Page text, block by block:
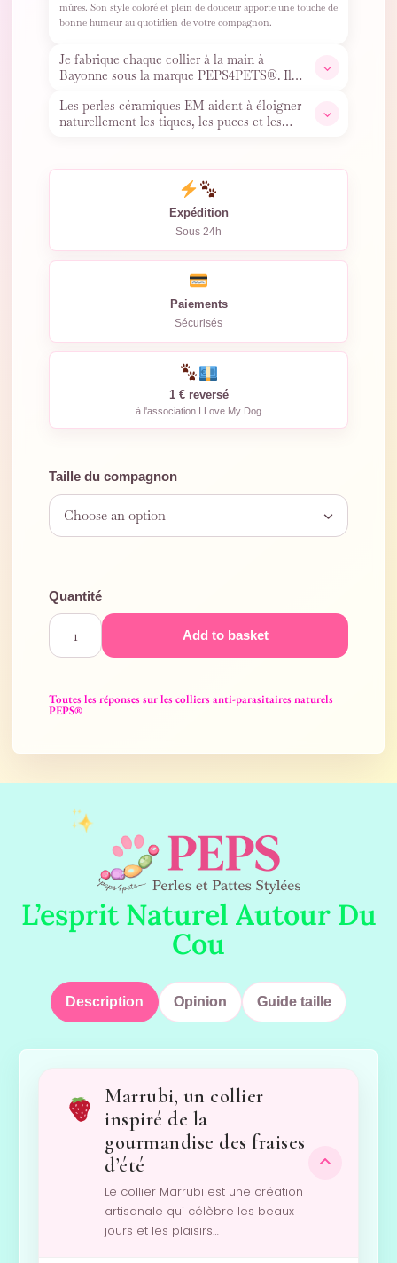
mûres. Son style coloré et plein de douceur apporte une touche de
bonne humeur au quotidien de votre compagnon.
Je fabrique chaque collier à la main à
Bayonne sous la marque PEPS4PETS®. Il
Les perles céramiques EM aident à éloigner
naturellement les tiques, les puces et les
Expédition
Sous 24h
Paiements
Sécurisés
1 € reversé
à l'association I Love My Dog
Taille du compagnon
Add to basket
Toutes les réponses sur les colliers anti-parasitaires naturels
PEPS®
L’esprit Naturel Autour Du
Cou
Description Opinion Guide taille
Marrubi, un collier
inspiré de la
gourmandise des fraises
d’été
Le collier Marrubi est une création
artisanale qui célèbre les beaux
jours et les plaisirs…